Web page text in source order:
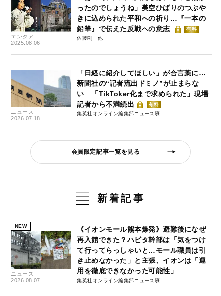
エンタメ
2025.08.06
ったのでしょうね」美空ひばりのつぶや
きに込められた平和への祈り…『一本の
鉛筆』で伝えた反戦への意志
有料
佐藤剛
ニュース
2026.07.18
「日経に紹介してほしい」が合言葉に…
新聞社の“記者流出ドミノ”が止まらな
い 「TikToker化まで求められた」現場
記者から不満続出
有料
集英社オンライン編集部ニュース班
会員限定記事一覧を見る
新着記事
NEW
ニュース
2026.08.07
《イオンモール熊本爆発》避難後になぜ
再入館できた？ハビタ幹部は「気をつけ
て行ってらっしゃいと…モール職員は引
き止めなかった」と主張、イオンは「運
用を徹底できなかった可能性」
集英社オンライン編集部ニュース班